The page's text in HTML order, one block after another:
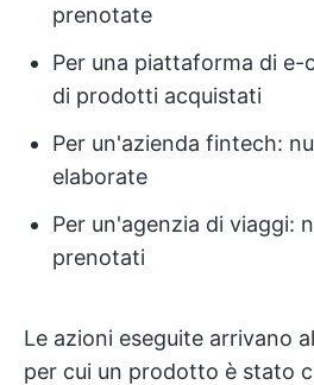
prenotate
Per una piattaforma di e-
di prodotti acquistati
Per un'azienda fintech:
elaborate
Per un'agenzia di viaggi:
prenotati
Le azioni eseguite arrivano
per cui un prodotto è stato